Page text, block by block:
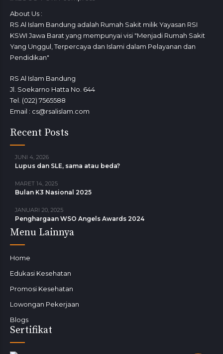
About Us :
RS Al Islam Bandung adalah Rumah Sakit milik Yayasan RSI
KSWI Jawa Barat yang mempunyai visi "Menjadi Rumah Sakit
Yang Unggul, Terpercaya dan Islami dalam Pelayanan dan
Pendidikan"
RS Al Islam Bandung
Jl. Soekarno Hatta No. 644
Tel. (022) 7565588
Email : cs@rsalislam.com
Recent Posts
JUNI 4, 2026
Lupus dan SLE, sama atau beda?
MARET 14, 2025
Bulan K3 Nasional 2025
JANUARI 20, 2025
Penghargaan WSO Angels Awards 2024
Menu Lainnya
Home
Edukasi Kesehatan
Promosi Kesehatan
Lowongan Pekerjaan
Blogs
Sertifikat